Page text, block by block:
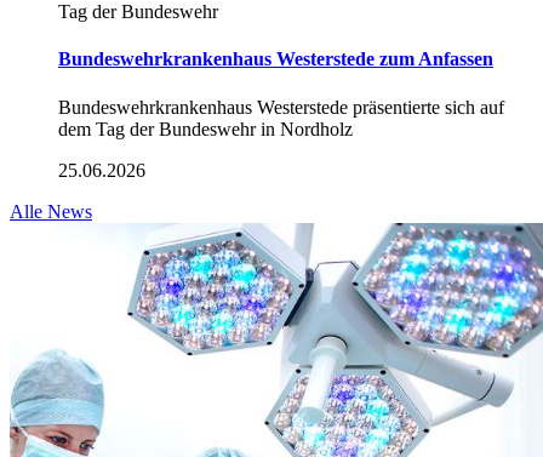
Tag der Bundeswehr
Bundeswehrkrankenhaus Westerstede zum Anfassen
Bundeswehrkrankenhaus Westerstede präsentierte sich auf
dem Tag der Bundeswehrin Nordholz
25.06.2026
Alle News